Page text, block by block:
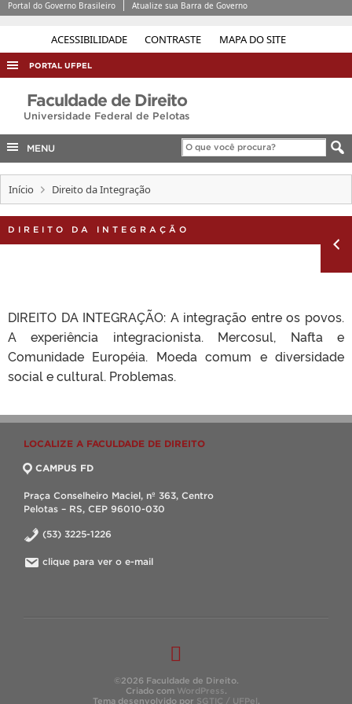
ACESSIBILIDADE CONTRASTE MAPA DO SITE
Portal do Governo Brasileiro Atualize sua Barra de Governo
PORTAL UFPEL
ACESSO À INFORMAÇÃO
AUDITORIA
COBALTO
INTERNACIONAL
Faculdade de Direito
Universidade Federal de Pelotas
MENU
Início Direito da Integração
DIREITO DA INTEGRAÇÃO
DIREITO DA INTEGRAÇÃO: A integração entre os povos.
A experiência integracionista. Mercosul, Nafta e
Comunidade Européia. Moeda comum e diversidade
social e cultural. Problemas.
LOCALIZE A FACULDADE DE DIREITO
CAMPUS FD
Praça Conselheiro Maciel, nº 363, Centro
Pelotas – RS, CEP 96010-030
(53) 3225-1226
clique para ver o e-mail
©2026 Faculdade de Direito.
Criado com WordPress.
Tema desenvolvido por SGTIC / UFPel.